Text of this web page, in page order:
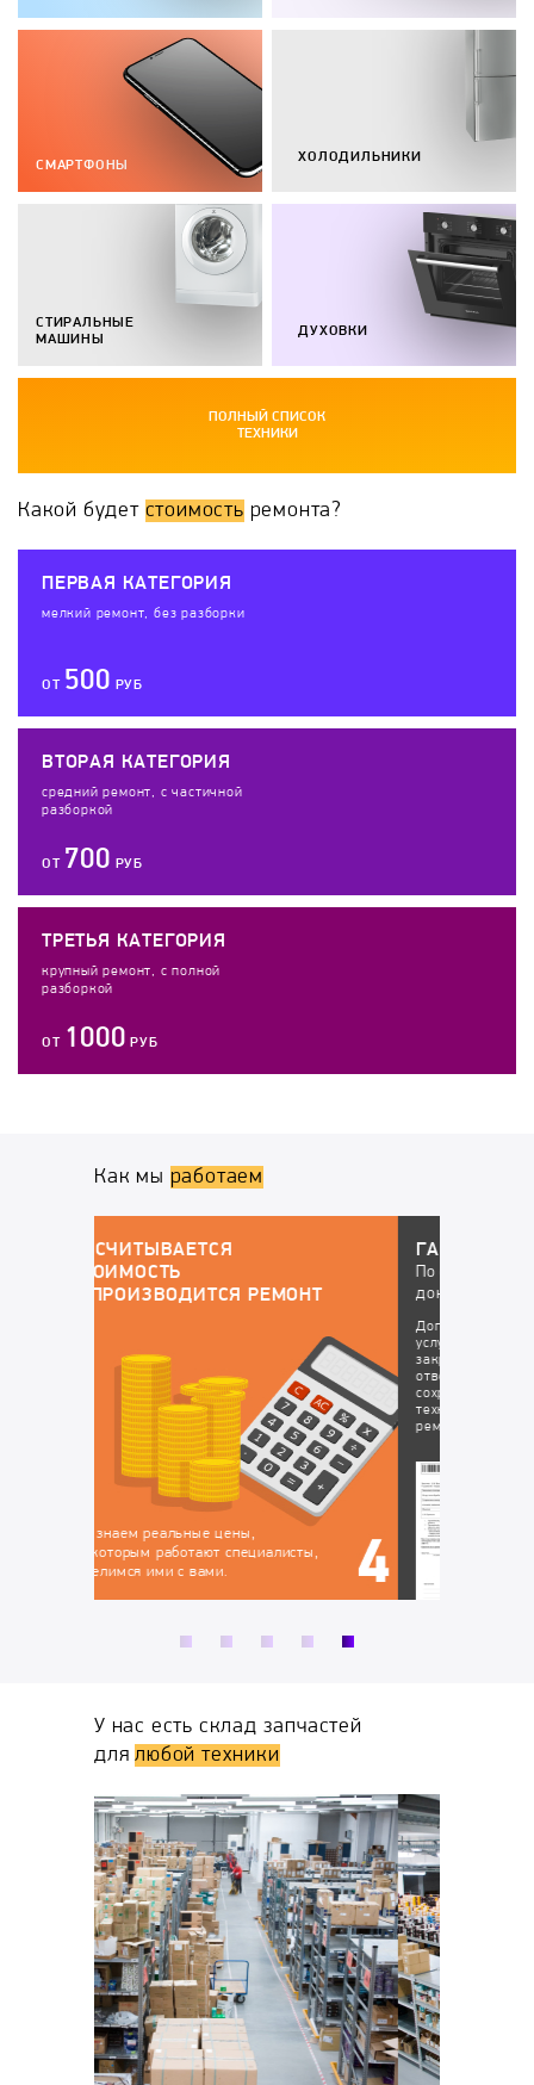
СМАРТФОНЫ
СТИРАЛЬНЫЕ
МАШИНЫ
ХОЛОДИЛЬНИКИ
ДУХОВКИ
ПОЛНЫЙ СПИСОК
ТЕХНИКИ
Какой будет стоимость ремонта?
ПЕРВАЯ КАТЕГОРИЯ
мелкий ремонт, без разборки
ОТ 500 РУБ
ВТОРАЯ КАТЕГОРИЯ
средний ремонт, с частичной
разборкой
ОТ 700 РУБ
ТРЕТЬЯ КАТЕГОРИЯ
крупный ремонт, с полной
разборкой
ОТ 1000 РУБ
Как мы работаем
ГАРАНТИЙНОЕ ОБСЛУЖИВАНИЕ
По окончанию работ у вас будут все
докменты:
закрепляется
ответственность за
сохранность вашего
техники на время
ремонта
Гарантийный талон, в
котором перечислены
устранённые
неисправности, на
которые будет
действовать гарантия
У нас есть склад запчастей
длялюбой техники